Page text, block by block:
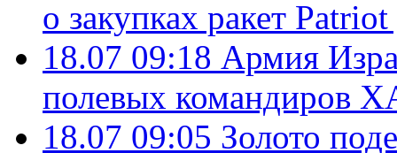
о закупках ракет
18.07 09:18 Армия
полевых командиров
18.07 09:05 Золото